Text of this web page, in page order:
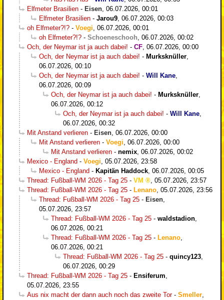
Elfmeter Brasilien - Eisen, 06.07.2026, 00:01
Elfmeter Brasilien - Jarou9, 06.07.2026, 00:03
oh Elfmeter?!? - Voegi, 06.07.2026, 00:01
oh Elfmeter?!? - Schoeneschooh, 06.07.2026, 00:02
Och, der Neymar ist ja auch dabei! - CF, 06.07.2026, 00:00
Och, der Neymar ist ja auch dabei! - Murksknüller,
06.07.2026, 00:10
Och, der Neymar ist ja auch dabei! - Will Kane,
06.07.2026, 00:09
Och, der Neymar ist ja auch dabei! - Murksknüller,
06.07.2026, 00:12
Och, der Neymar ist ja auch dabei! - Will Kane,
06.07.2026, 00:32
Mit Anstand verlieren - Eisen, 06.07.2026, 00:00
Mit Anstand verlieren - Voegi, 06.07.2026, 00:00
Mit Anstand verlieren - nemix, 06.07.2026, 00:02
Mexico - England - Voegi, 05.07.2026, 23:58
Mexico - England - Kapitän Haddock, 06.07.2026, 00:05
Thread: Fußball-WM 2026 - Tag 25 - VM , 05.07.2026, 23:57
Thread: Fußball-WM 2026 - Tag 25 - Lenano, 05.07.2026, 23:56
Thread: Fußball-WM 2026 - Tag 25 - Eisen,
05.07.2026, 23:57
Thread: Fußball-WM 2026 - Tag 25 - waldstadion,
06.07.2026, 00:21
Thread: Fußball-WM 2026 - Tag 25 - Lenano,
06.07.2026, 00:21
Thread: Fußball-WM 2026 - Tag 25 - quincy123,
06.07.2026, 00:29
Thread: Fußball-WM 2026 - Tag 25 - Ensiferum,
05.07.2026, 23:55
Aus nix macht der dann auch noch das zweite Tor- Smeller,